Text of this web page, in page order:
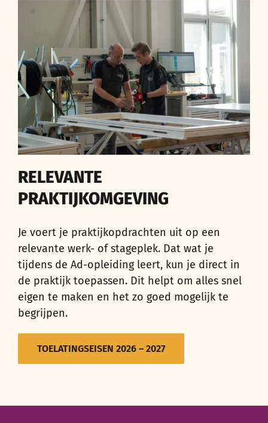
RELEVANTE
PRAKTIJKOMGEVING
Je voert je praktijkopdrachten uit op een
relevante werk- of stageplek. Dat wat je
tijdens de Ad-opleiding leert, kun je direct in
de praktijk toepassen. Dit helpt om alles snel
eigen te maken en het zo goed mogelijk te
begrijpen.
TOELATINGSEISEN 2026 – 2027